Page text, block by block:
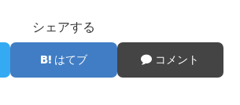
シェアする
はてブ コメント